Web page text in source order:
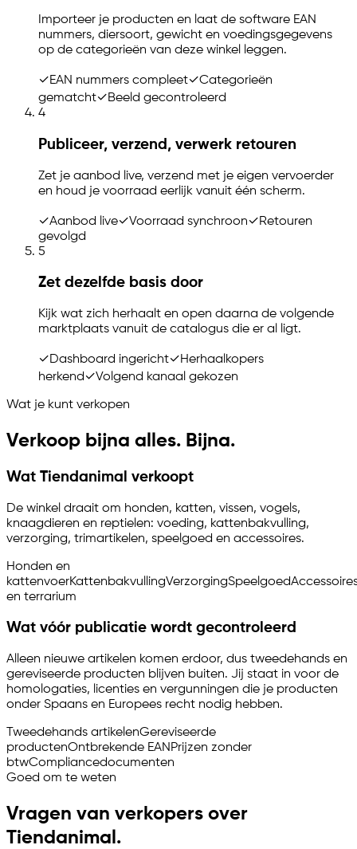
Importeer je producten en laat de software EAN
nummers, diersoort, gewicht en voedingsgegevens
op de categorieën van deze winkel leggen.
✓EAN nummers compleet✓Categorieën
gematcht✓Beeld gecontroleerd
4
Publiceer, verzend, verwerk retouren
Zet je aanbod live, verzend met je eigen vervoerder
en houd je voorraad eerlijk vanuit één scherm.
✓Aanbod live✓Voorraad synchroon✓Retouren
gevolgd
5
Zet dezelfde basis door
Kijk wat zich herhaalt en open daarna de volgende
marktplaats vanuit de catalogus die er al ligt.
✓Dashboard ingericht✓Herhaalkopers
herkend ✓Volgend kanaal gekozen
Wat je kunt verkopen
Verkoop bijna alles. Bijna.
Wat Tiendanimal verkoopt
De winkel draait om honden, katten, vissen, vogels,
knaagdieren en reptielen: voeding, kattenbakvulling,
verzorging, trimartikelen, speelgoed en accessoires.
Honden en
kattenvoerKattenbakvullingVerzorgingSpeelgoed
en terrarium
Wat vóór publicatie wordt gecontroleerd
Alleen nieuwe artikelen komen erdoor, dus tweedehands en
gereviseerde producten blijven buiten. Jij staat in voor de
homologaties, licenties en vergunningen die je producten
onder Spaans en Europees recht nodig hebben.
Tweedehands artikelenGereviseerde
productenOntbrekende EAN Prijzen zonder
btwCompliancedocumenten
Goed om te weten
Vragen van verkopers over
Tiendanimal.